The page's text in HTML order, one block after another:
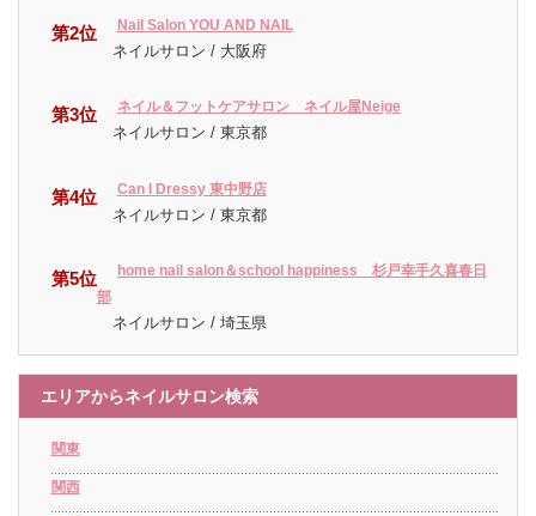
第2位 Nail Salon YOU AND NAIL
ネイルサロン / 大阪府
第3位 ネイル＆フットケアサロン ネイル屋Neige
ネイルサロン / 東京都
第4位 Can I Dressy 東中野店
ネイルサロン / 東京都
第5位
home nail salon＆school happiness 杉戸幸手久喜春日
部
ネイルサロン / 埼玉県
エリアからネイルサロン検索
関東
関西